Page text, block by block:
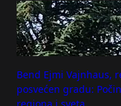
Bend Ejmi Vajnhaus,
posvećen gradu: